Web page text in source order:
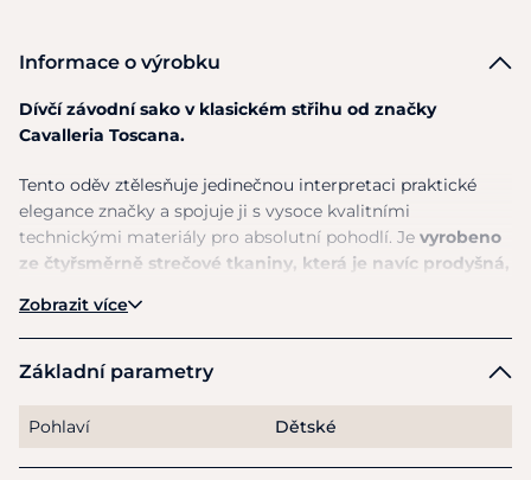
Informace o výrobku
Dívčí závodní sako v klasickém střihu od značky
Cavalleria Toscana.
Tento oděv ztělesňuje jedinečnou interpretaci praktické
elegance značky a spojuje ji s vysoce kvalitními
technickými materiály pro absolutní pohodlí. Je vyrobeno
ze čtyřsměrně strečové tkaniny, která je navíc prodyšná,
předností jevodoodpudivost a ochrana proti UV záření
Jenavržena s límcem z alcantary a s kontrastním
lemováním po okrajích
knoflíky.
Švy na zádech tvarují postavu a zároveň
Zobrazit více
Základní parametry
Pohlaví Dětské